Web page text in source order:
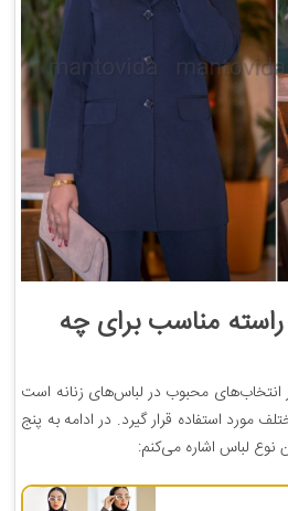
راسته مناسب برای چه
انتخاب‌های محبوب در لباس‌های زنانه است
مورد استفاده قرار گیرد. در ادامه به پنج
نوع لباس اشاره می‌کنم: